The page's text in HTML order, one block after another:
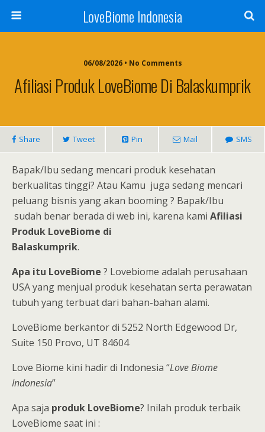
LoveBiome Indonesia
06/08/2026 • No Comments
Afiliasi Produk LoveBiome Di Balaskumprik
Share Tweet Pin Mail SMS
Bapak/Ibu sedang mencari produk kesehatan
berkualitas tinggi? Atau Kamu juga sedang mencari
peluang bisnis yang akan booming ? Bapak/Ibu
sudah benar berada di web ini, karena kami Afiliasi
Produk LoveBiome di
Balaskumprik.
Apa itu LoveBiome ? Lovebiome adalah perusahaan
USA yang menjual produk kesehatan serta perawatan
tubuh yang terbuat dari bahan-bahan alami.
LoveBiome berkantor di 5252 North Edgewood Dr,
Suite 150 Provo, UT 84604
Love Biome kini hadir di Indonesia “Love Biome
Indonesia”
Apa saja produk LoveBiome? Inilah produk terbaik
LoveBiome saat ini :